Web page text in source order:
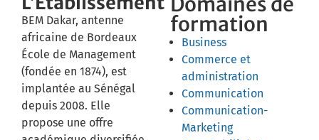
BEM Dakar, antenne
africaine de Bordeaux
École de Management
(fondée en 1874), est
implantée au Sénégal
depuis 2008. Elle
propose une offre
formation
Business
Commerce et
administration
Communication
Communication-
Marketing